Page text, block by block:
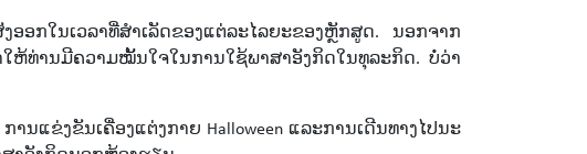
ອອກໃນເວລາທີ່ສໍາເລັດຂອງແຕ່ລະໄລຍະຂອງຫຼັກສູດ. ນອກຈາກ
ໃຫ້ທ່ານມີຄວາມໝັ້ນໃຈໃນການໃຊ້ພາສາອັງກິດໃນທຸລະກິດ. ບໍ່ວ່າ
ນແຂ່ງຂັນເຄື່ອງແຕ່ງກາຍ Halloween ແລະການເດີນທາງໄປນະ